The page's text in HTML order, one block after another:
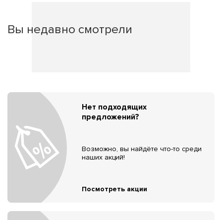
Вы недавно смотрели
Нет подходящих
предложений?
Возможно, вы найдёте что-то среди
наших акций!
Посмотреть акции